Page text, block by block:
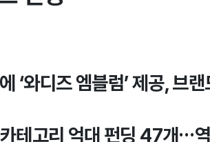
‘와디즈 엠블럼’ 제공, 브
테고리 억대 펀딩 47개…역